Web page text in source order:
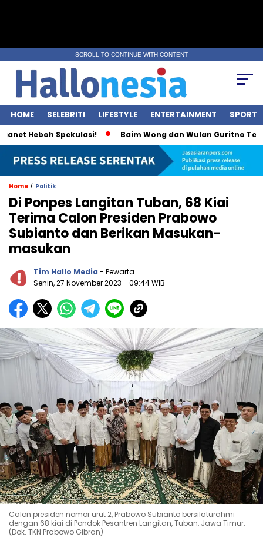
SCROLL TO CONTINUE WITH CONTENT
HOME SELEBRITI LIFESTYLE ENTERTAINMENT SPORT
Heboh Spekulasi! Baim Wong dan Wulan Guritno
Home / Politik
Di Ponpes Langitan Tuban, 68 Kiai
Terima Calon Presiden Prabowo
Subianto dan Berikan Masukan-
masukan
Tim Hallo Media - Pewarta
Senin, 27 November 2023 - 09:44 WIB
Calon presiden nomor urut 2, Prabowo Subianto bersilaturahmi
dengan 68 kiai di Pondok Pesantren Langitan, Tuban, Jawa Timur.
(Dok. TKN Prabowo Gibran)